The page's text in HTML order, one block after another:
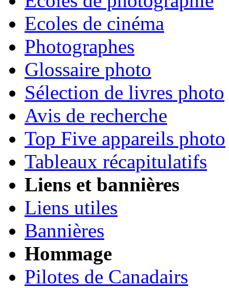
Ecoles de cinéma
Photographes
Glossaire photo
Sélection de livres photo
Avis de recherche
Top Five appareils photo
Tableaux récapitulatifs
Liens et bannières
Liens utiles
Bannières
Hommage
Pilotes de Canadairs